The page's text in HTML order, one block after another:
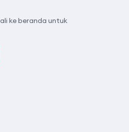
ke beranda untuk